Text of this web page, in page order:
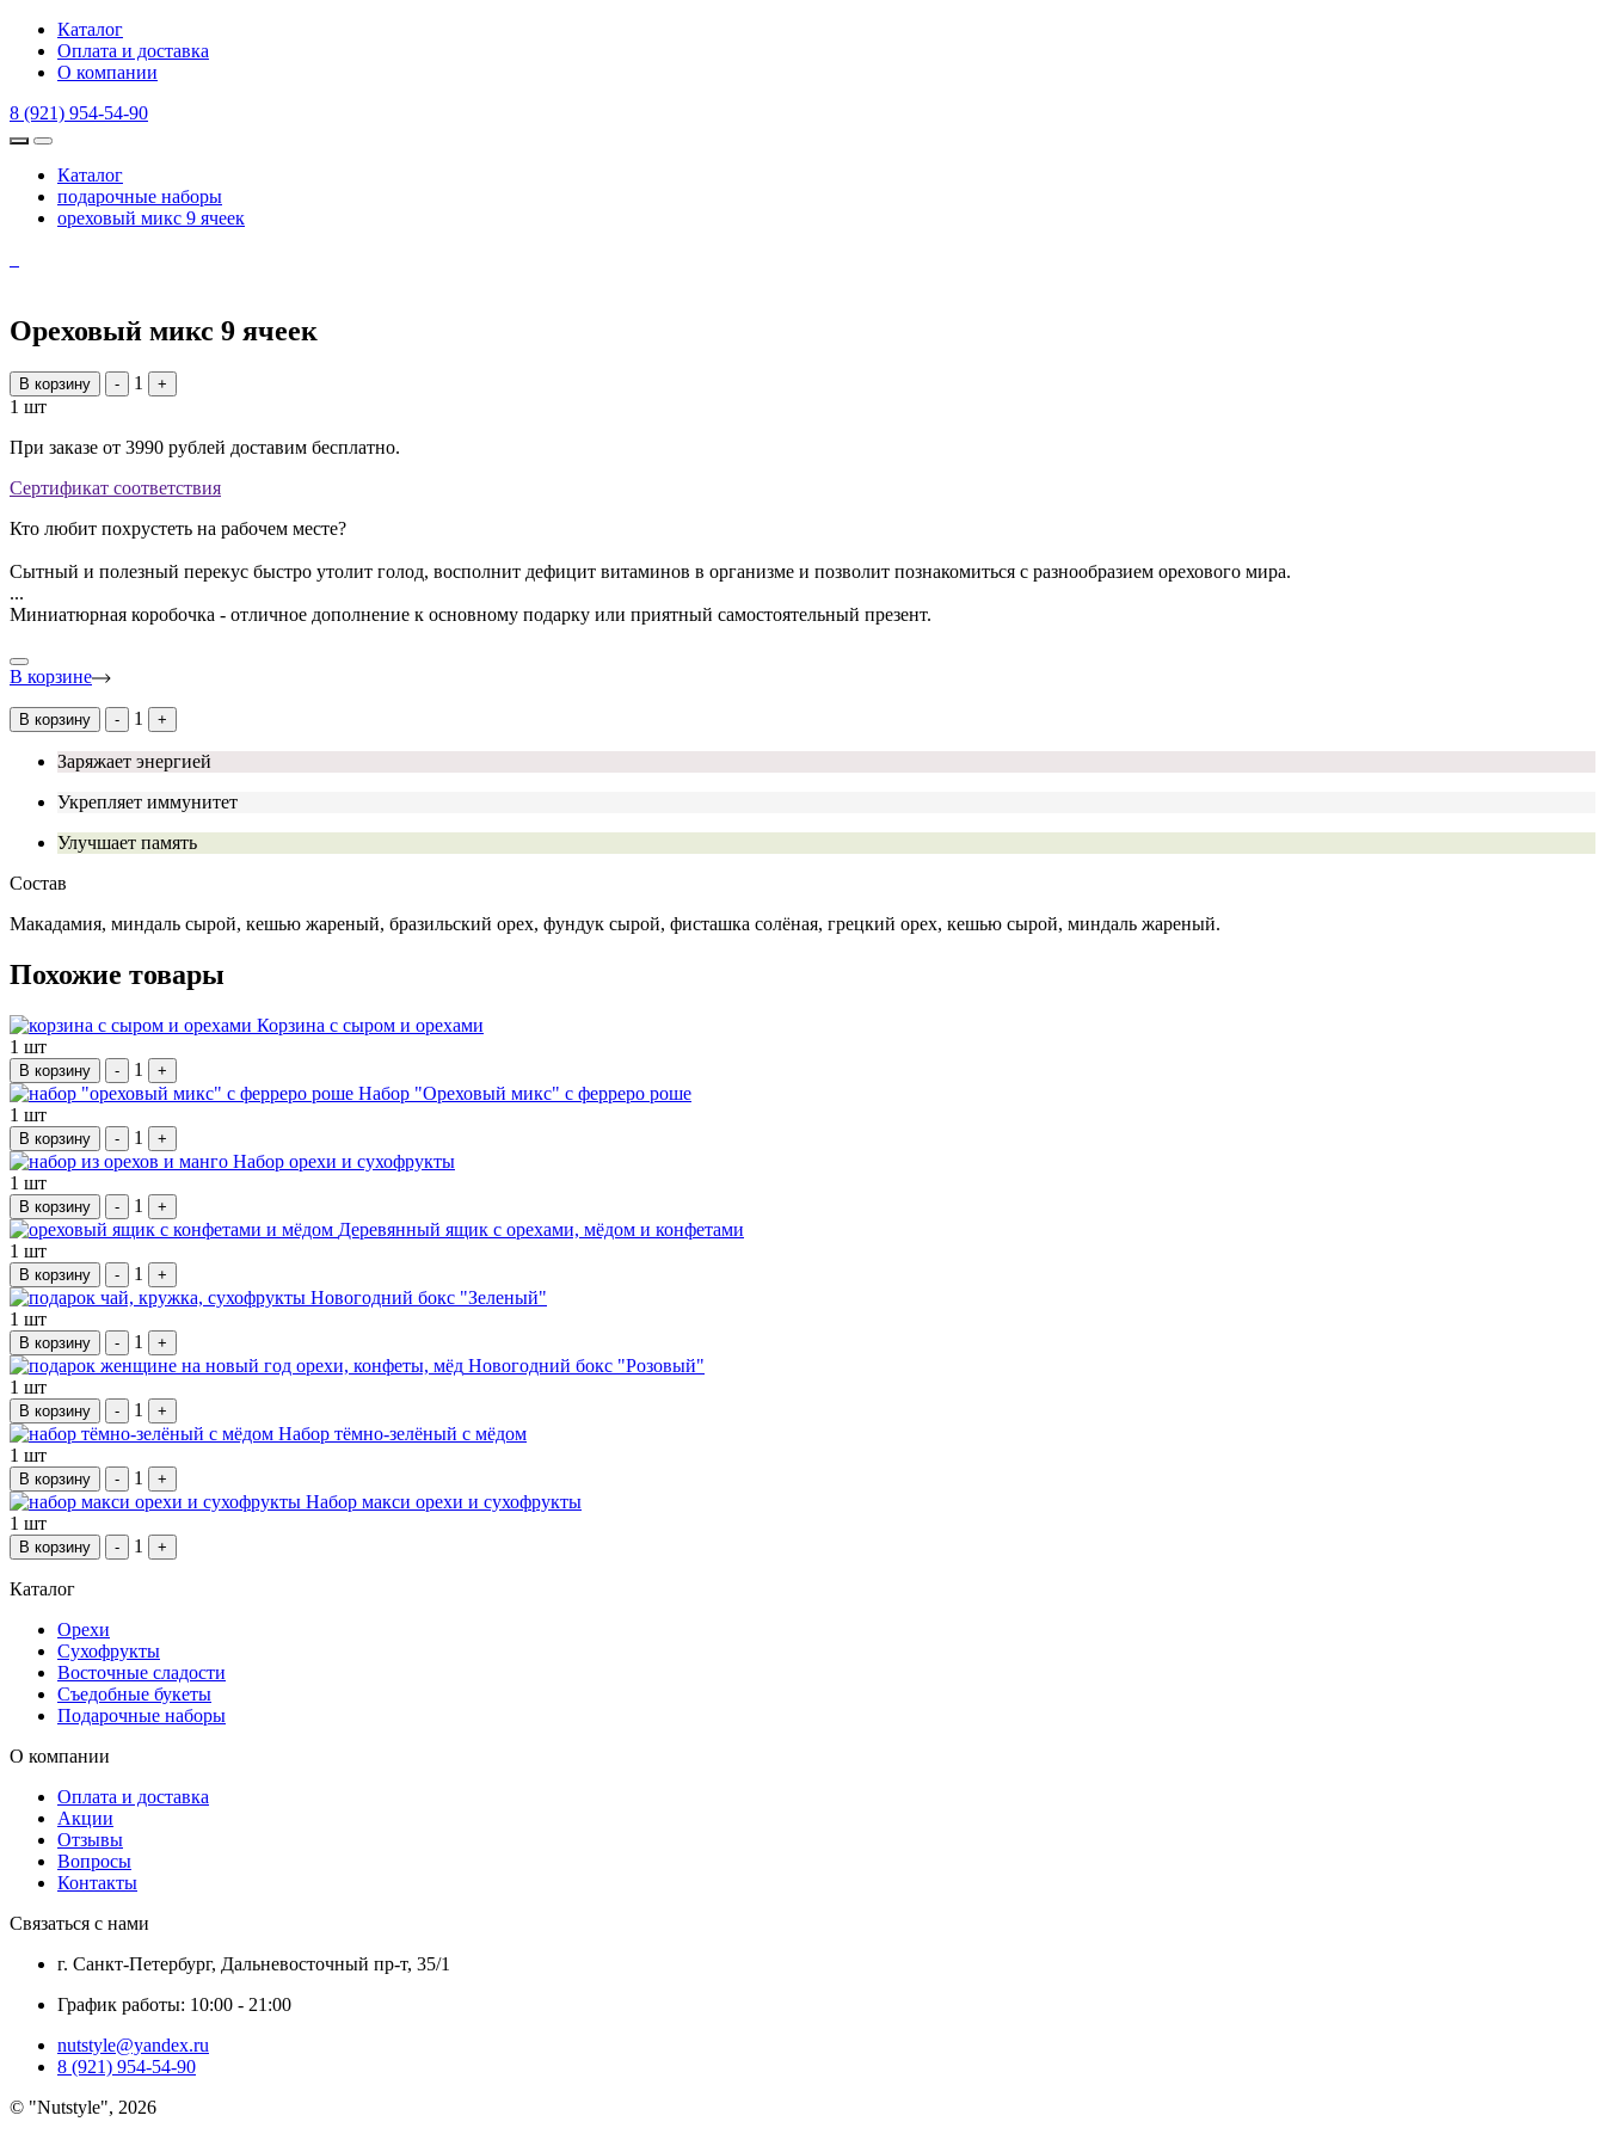
Каталог
Оплата и доставка
О компании
8 (921) 954-54-90
Каталог
подарочные наборы
ореховый микс 9 ячеек
Ореховый микс 9 ячеек
В корзину - 1 +
1 шт
При заказе от 3990 рублей доставим бесплатно.
Сертификат соответствия
Кто любит похрустеть на рабочем месте?
Сытный и полезный перекус быстро утолит голод, восполнит дефицит витаминов в организме и позволит познакомиться c разнообразием орехового мира.
...
Миниатюрная коробочка - отличное дополнение к основному подарку или приятный самостоятельный презент.
В корзине
В корзину - 1 +
Заряжает энергией
Укрепляет иммунитет
Улучшает память
Состав
Макадамия, миндаль сырой, кешью жареный, бразильский орех, фундук сырой, фисташка солёная, грецкий орех, кешью сырой, миндаль жареный.
Похожие товары
Корзина с сыром и орехами
1 шт
В корзину - 1 +
Набор "Ореховый микс" с ферреро роше
1 шт
В корзину - 1 +
Набор орехи и сухофрукты
1 шт
В корзину - 1 +
Деревянный ящик с орехами, мёдом и конфетами
1 шт
В корзину - 1 +
Новогодний бокс "Зеленый"
1 шт
В корзину - 1 +
Новогодний бокс "Розовый"
1 шт
В корзину - 1 +
Набор тёмно-зелёный с мёдом
1 шт
В корзину - 1 +
Набор макси орехи и сухофрукты
1 шт
В корзину - 1 +
Каталог
Орехи
Сухофрукты
Восточные сладости
Съедобные букеты
Подарочные наборы
О компании
Оплата и доставка
Акции
Отзывы
Вопросы
Контакты
Связаться с нами
г. Санкт-Петербург, Дальневосточный пр-т, 35/1
График работы: 10:00 - 21:00
nutstyle@yandex.ru
8 (921) 954-54-90
©
Nutstyle , 2026